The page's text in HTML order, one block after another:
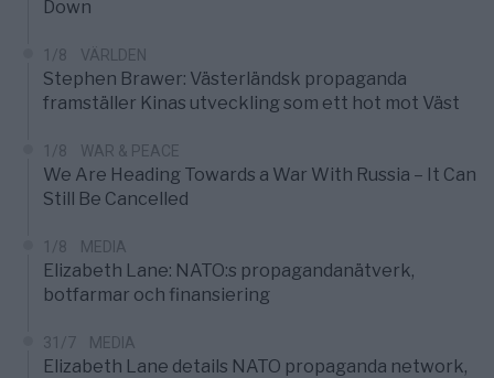
Down
1/8 VÄRLDEN
Stephen Brawer: Västerländsk propaganda
framställer Kinas utveckling som ett hot mot Väst
1/8 WAR & PEACE
We Are Heading Towards a War With Russia – It Can
Still Be Cancelled
1/8 MEDIA
Elizabeth Lane: NATO:s propagandanätverk,
botfarmar och finansiering
31/7 MEDIA
Elizabeth Lane details NATO propaganda network,